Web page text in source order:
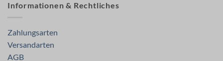
Informationen & Rechtliches
Zahlungsarten
Versandarten
AGB